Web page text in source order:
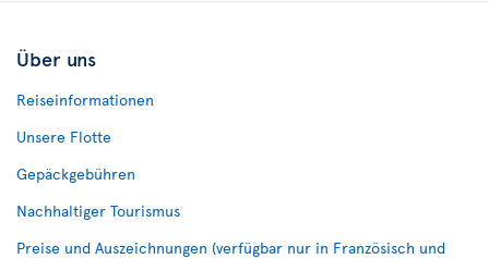
Über uns
Reiseinformationen
Unsere Flotte
Gepäckgebühren
Nachhaltiger Tourismus
Preise und Auszeichnungen (verfügbar nur in Französisch und